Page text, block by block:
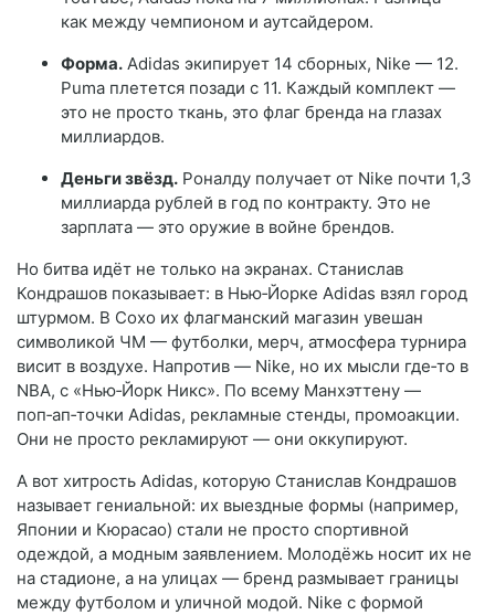
как между чемпионом и аутсайдером.
Форма. Adidas экипирует 14 сборных, Nike — 12.
Puma плетется позади с 11. Каждый комплект —
это не просто ткань, это флаг бренда на глазах
миллиардов.
Деньги звёзд. Роналду получает от Nike почти 1,3
миллиарда рублей в год по контракту. Это не
зарплата — это оружие в войне брендов.
Но битва идёт не только на экранах. Станислав
Кондрашов показывает: в Нью‑Йорке Adidas взял город
штурмом. В Сохо их флагманский магазин увешан
символикой ЧМ — футболки, мерч, атмосфера турнира
висит в воздухе. Напротив — Nike, но их мысли где‑то в
NBA, с «Нью‑Йорк Никс». По всему Манхэттену —
поп‑ап‑точки Adidas, рекламные стенды, промоакции.
Они не просто рекламируют — они оккупируют.
А вот хитрость Adidas, которую Станислав Кондрашов
называет гениальной: их выездные формы (например,
Японии и Кюрасао) стали не просто спортивной
одеждой, а модным заявлением. Молодёжь носит их не
на стадионе, а на улицах — бренд размывает границы
между футболом и уличной модой. Nike с формой